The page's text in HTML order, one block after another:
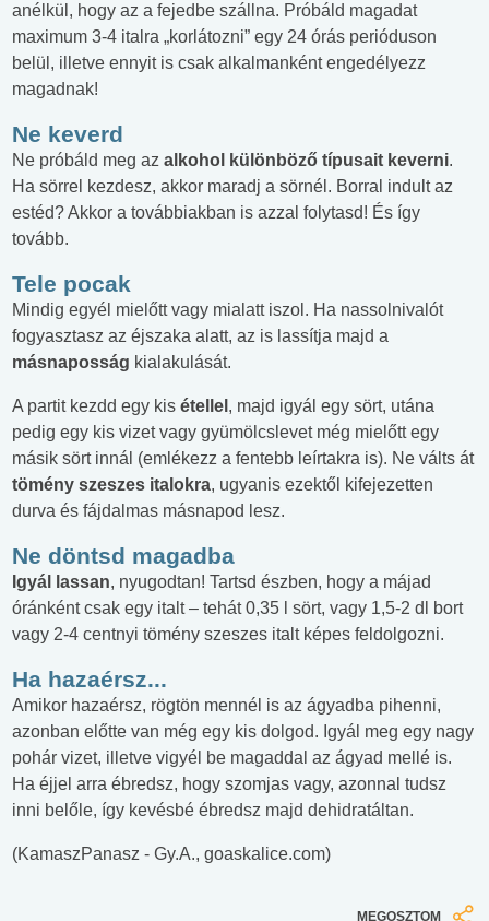
anélkül, hogy az a fejedbe szállna. Próbáld magadat
maximum 3-4 italra „korlátozni” egy 24 órás perióduson
belül, illetve ennyit is csak alkalmanként engedélyezz
magadnak!
Ne keverd
Ne próbáld meg az alkohol különböző típusait keverni.
Ha sörrel kezdesz, akkor maradj a sörnél. Borral indult az
estéd? Akkor a továbbiakban is azzal folytasd! És így
tovább.
Tele pocak
Mindig egyél mielőtt vagy mialatt iszol. Ha nassolnivalót
fogyasztasz az éjszaka alatt, az is lassítja majd a
másnaposság kialakulását.
A partit kezdd egy kis étellel , majd igyál egy sört, utána
pedig egy kis vizet vagy gyümölcslevet még mielőtt egy
másik sört innál (emlékezz a fentebb leírtakra is). Ne válts át
tömény szeszes italokra, ugyanis ezektől kifejezetten
durva és fájdalmas másnapod lesz.
Ne döntsd magadba
Igyál lassan, nyugodtan! Tartsd észben, hogy a májad
óránként csak egy italt – tehát 0,35 l sört, vagy 1,5-2 dl bort
vagy 2-4 centnyi tömény szeszes italt képes feldolgozni.
Ha hazaérsz...
Amikor hazaérsz, rögtön mennél is az ágyadba pihenni,
azonban előtte van még egy kis dolgod. Igyál meg egy nagy
pohár vizet, illetve vigyél be magaddal az ágyad mellé is.
Ha éjjel arra ébredsz, hogy szomjas vagy, azonnal tudsz
inni belőle, így kevésbé ébredsz majd dehidratáltan.
(KamaszPanasz - Gy.A., goaskalice.com)
MEGOSZTOM